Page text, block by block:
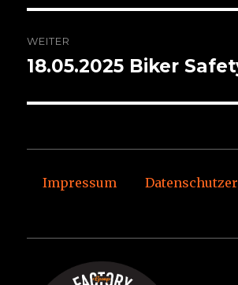
WEITER
Nächster
18.05.2025 Biker
Impressum